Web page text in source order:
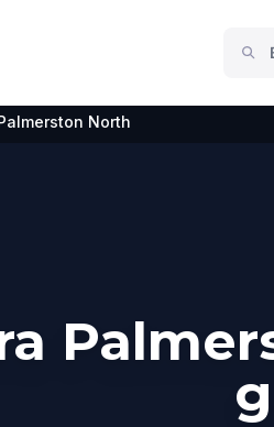
North